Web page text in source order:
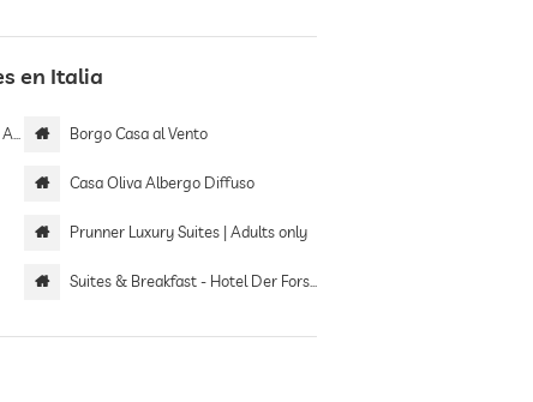
en Italia
Borgo Casa al Vento
Casa Oliva Albergo Diffuso
Prunner Luxury Suites | Adults only
Suites & Breakfast - Hotel Der Forsterhof